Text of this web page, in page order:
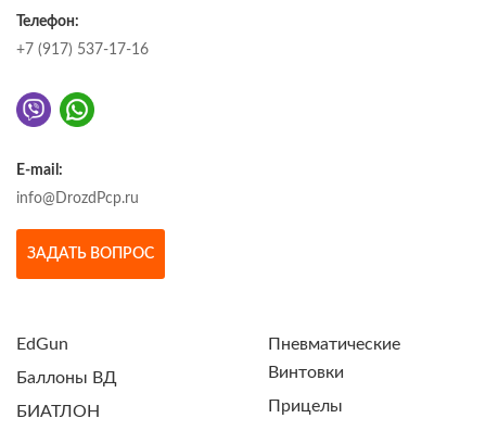
Телефон:
+7 (917) 537-17-16
E-mail:
info@DrozdPcp.ru
ЗАДАТЬ ВОПРОС
EdGun
Баллоны ВД
БИАТЛОН
Пневматические
Винтовки
Прицелы